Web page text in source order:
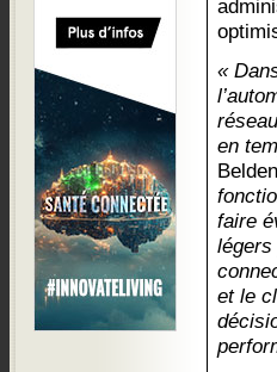
«
en
faire
et le